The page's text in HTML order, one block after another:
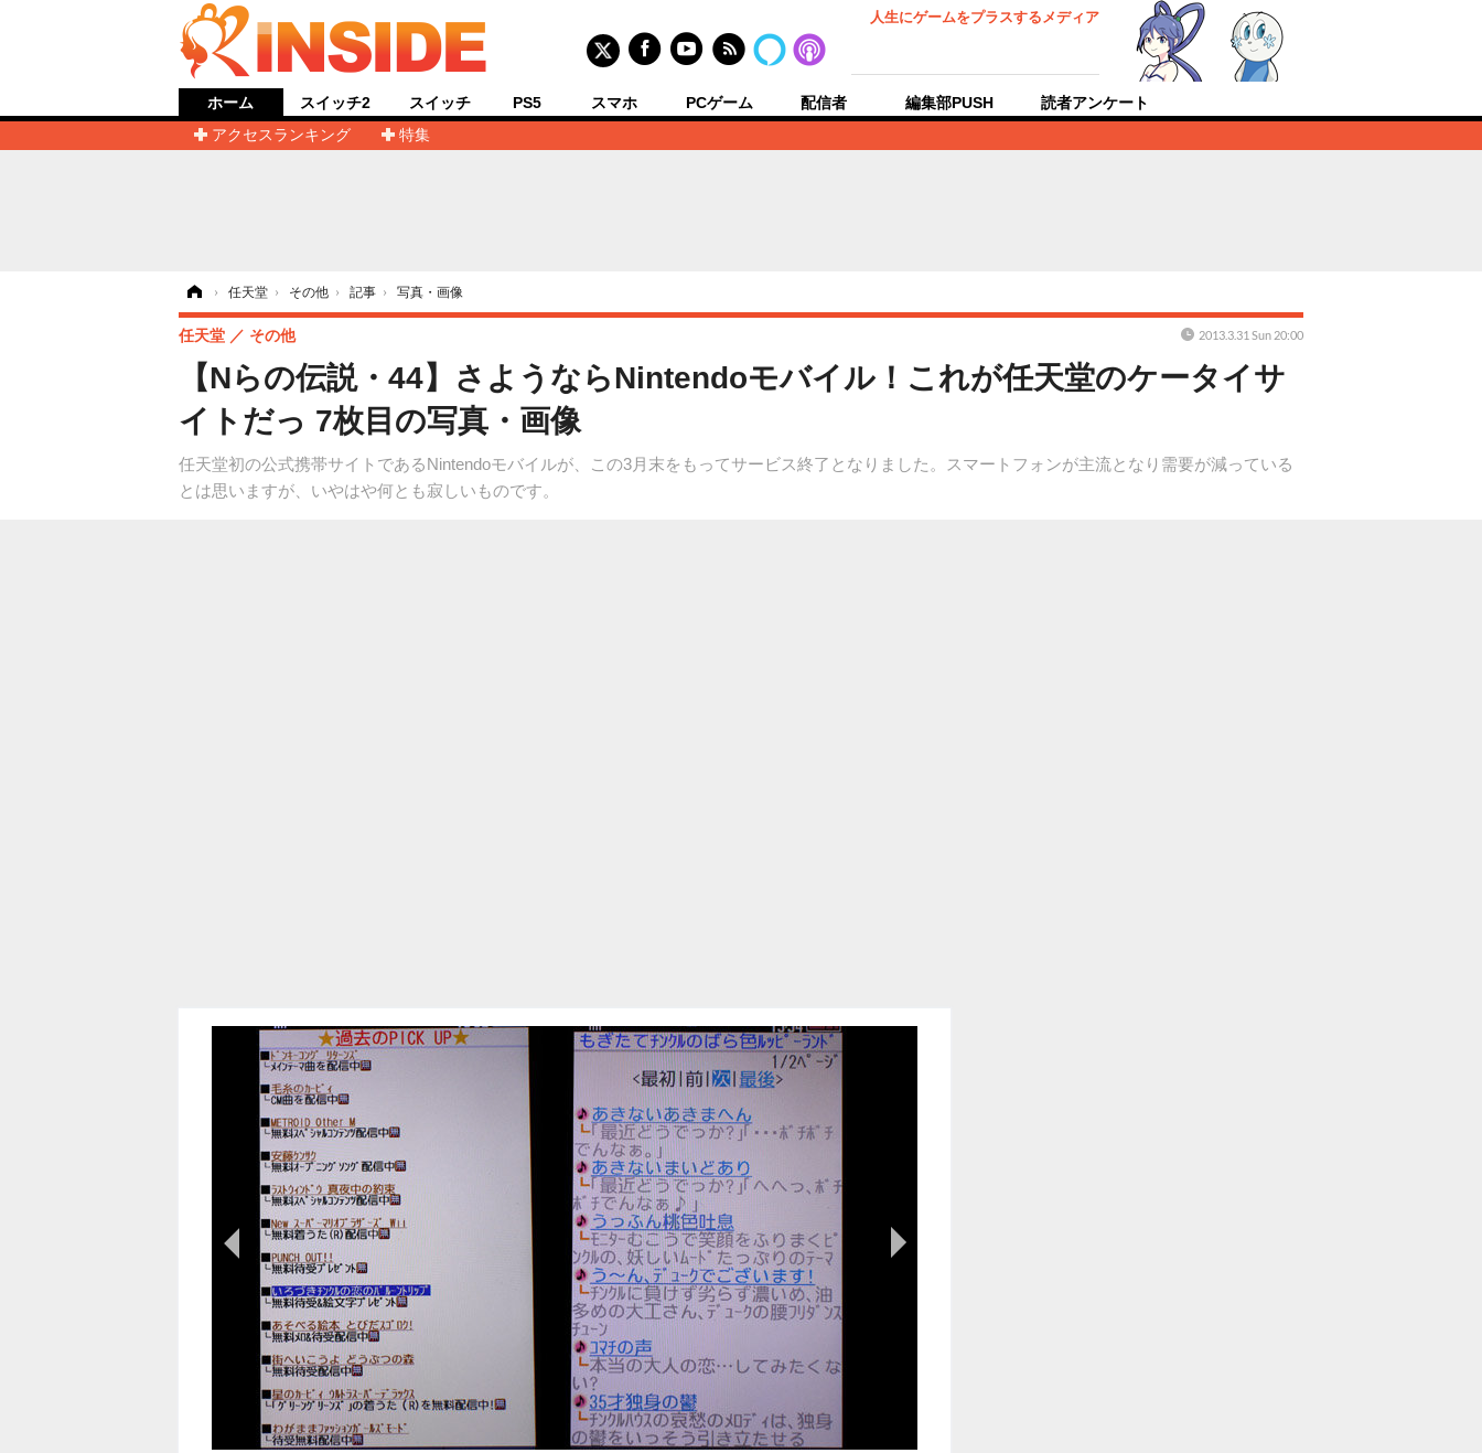
人生にゲームをプラスするメディア
ホーム
アクセスランキング
特集
スイッチ2 スイッチ PS5 スマホ PCゲーム 配信者 編集部PUSH 読者アンケート
› 任天堂 › その他 › 記事 › 写真・画像
【Nらの伝説・44】さようならNintendoモバイル！これが任天堂のケータイサ
イトだっ 7枚目の写真・画像
任天堂初の公式携帯サイトであるNintendoモバイルが、この3月末をもってサービス終了となりました。スマートフォンが主流となり需要が減っている
とは思いますが、いやはや何とも寂しいものです。
任天堂 その他 2013.3.31 Sun 20:00
次の画像